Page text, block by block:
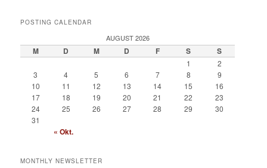
POSTING CALENDAR
AUGUST 2026
M D M D F S S
1
2
3
4 5 6 7 8
9
10
11 12 13 14 15
16
17
18 19 20 21 22
23
24
25 26 27 28 29
30
31
« Okt.
MONTHLY NEWSLETTER